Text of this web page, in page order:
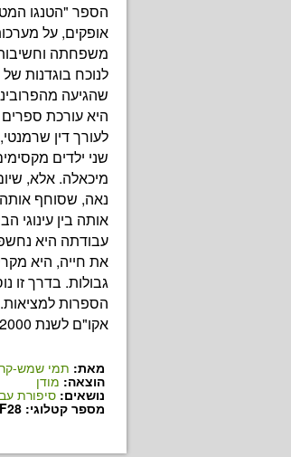
הספר "הטנגו
אופקים, על
משפחתה
לנוכח בוגדנות
שהגיעה
היא עורכת
לעורך דין
שני ילדים
מיכאלה. אלא,
נאה, שסוחף
אותה בין עינוגי
עבודתה היא
את חייה, היא
גבולות. בדרך זו
הספרות
אקו"ם לשנת 2000 וזהו ספרה השני.
מאת: תמי שמש-
הוצאה: מודן
נושאים: סיפורת
מספר קטלוגי: AF17 AF28